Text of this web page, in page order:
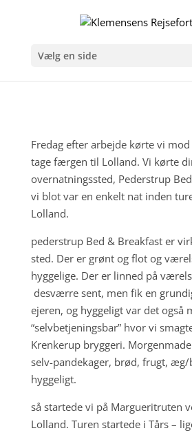
Vælg en side
Fredag efter arbejde kørte vi
tage færgen til Lolland. Vi kørte
overnatningssted, Pederstrup
vi blot var en enkelt nat inden
Lolland.
pederstrup Bed & Breakfast er
sted. Der er grønt og flot og
hyggelige. Der er linned på
desværre sent, men fik en
ejeren, og hyggeligt var det også
“selvbetjeningsbar” hvor vi
Krenkerup bryggeri.
selv-pandekager, brød, frugt,
hyggeligt.
så startede vi på Margueritruten
Lolland. Turen startede i Tårs –